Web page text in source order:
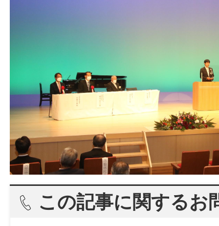
この記事に関するお